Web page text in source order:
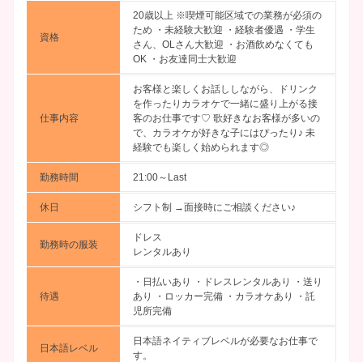
資格
20歳以上 ※喫煙可能区域での業務が必須の
ため ・未経験大歓迎 ・経験者優遇 ・学生
さん、OLさん大歓迎 ・お酒飲めなくても
OK ・お友達同士大歓迎
仕事内容
お客様と楽しくお話ししながら、ドリンク
を作ったりカラオケで一緒に盛り上がる接
客のお仕事です♡ 歌好きなお客様が多いの
で、カラオケが好きな子にはぴったり♪ 未
経験でも楽しく始められます◎
勤務時間 21:00～Last
休日 シフト制 →面接時にご相談ください♪
勤務時の服装
ドレス
レンタルあり
待遇
・日払いあり ・ドレスレンタルあり ・送り
あり ・ロッカー完備 ・カラオケあり ・託
児所完備
日本語レベル
日本語ネイティブレベルが必要なお仕事で
す。